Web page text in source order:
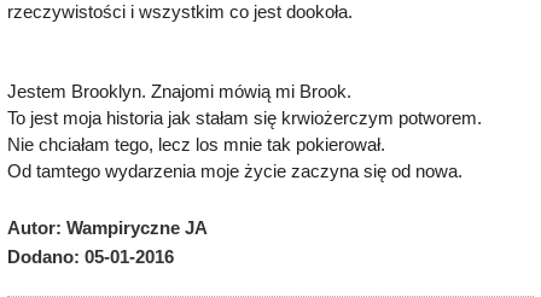
rzeczywistości i wszystkim co jest dookoła.
Jestem Brooklyn. Znajomi mówią mi Brook.
To jest moja historia jak stałam się krwiożerczym potworem.
Nie chciałam tego, lecz los mnie tak pokierował.
Od tamtego wydarzenia moje życie zaczyna się od nowa.
Autor: Wampiryczne JA
Dodano: 05-01-2016